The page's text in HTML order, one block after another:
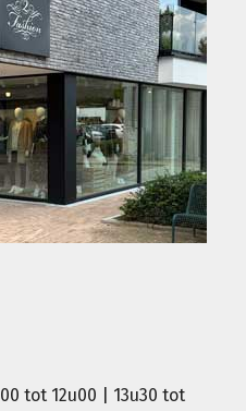
tot 12u00 | 13u30 tot